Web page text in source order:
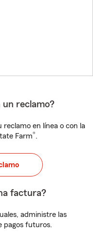
un reclamo?
reclamo en línea o con la
Farm®.
factura?
administre las
pagos futuros.